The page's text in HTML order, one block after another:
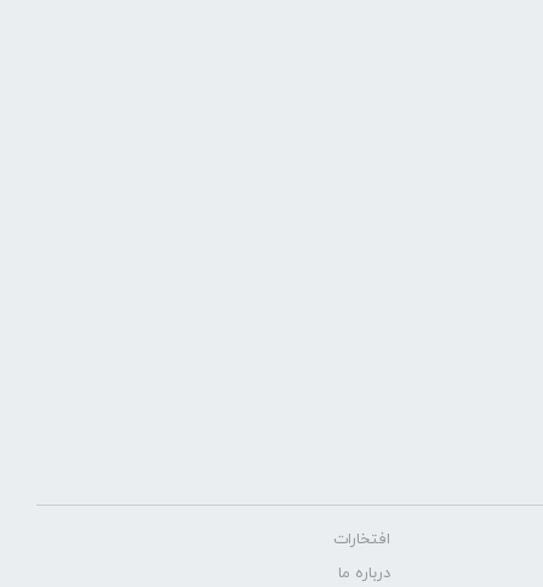
افتخارات
درباره ما